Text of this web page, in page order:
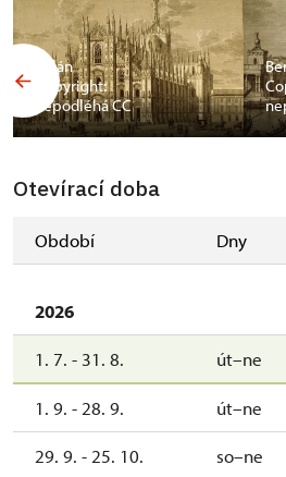
Milán
Copyright:
nepodléhá CC
Otevírací doba
Období Dny
2026
1. 7. - 31. 8. út–ne
1. 9. - 28. 9. út–ne
29. 9. - 25. 10. so–ne